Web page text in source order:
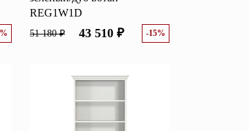
REG1W1D
51 180 ₽ 43 510 ₽ -15%